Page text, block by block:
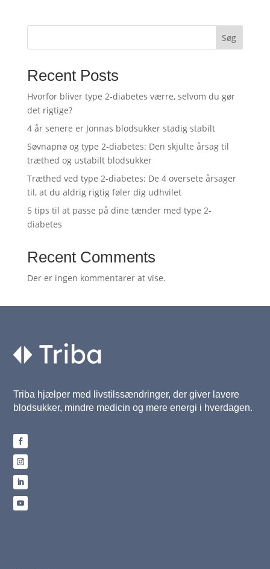
Søg
Recent Posts
Hvorfor bliver type 2-diabetes værre, selvom du gør
det rigtige?
4 år senere er Jonnas blodsukker stadig stabilt
Søvnapnø og type 2-diabetes: Den skjulte årsag til
træthed og ustabilt blodsukker
Træthed ved type 2-diabetes: De 4 oversete årsager
til, at du aldrig rigtig føler dig udhvilet
5 tips til at passe på dine tænder med type 2-
diabetes
Recent Comments
Der er ingen kommentarer at vise.
Triba hjælper med livstilssændringer, der giver lavere
blodsukker, mindre medicin og mere energi i hverdagen.